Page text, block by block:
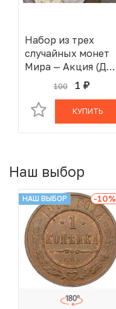
Набор из трех
случайных монет
Мира — Акция (Для
заказов от 2000 р)
100 1 руб.
В КОРЗИНЕ
КУПИТЬ
Наш выбор
НАШ ВЫБОР -10%